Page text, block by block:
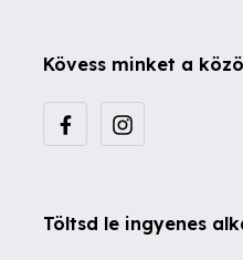
Kövess minket a
Töltsd le ingyenes